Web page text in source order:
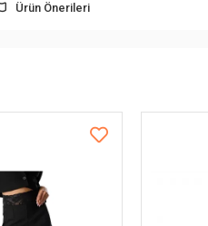
Ürün Önerileri